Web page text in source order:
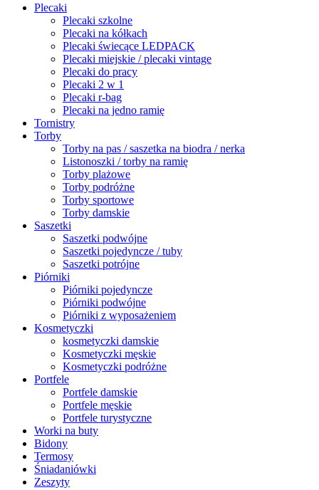
Plecaki
Plecaki szkolne
Plecaki na kółkach
Plecaki świecące LEDPACK
Plecaki miejskie / plecaki vintage
Plecaki do pracy
Plecaki 2 w 1
Plecaki r-bag
Plecaki na jedno ramię
Tornistry
Torby
Torby na pas / saszetka na biodra / nerka
Listonoszki / torby na ramię
Torby plażowe
Torby podróżne
Torby sportowe
Torby damskie
Saszetki
Saszetki podwójne
Saszetki pojedyncze / tuby
Saszetki potrójne
Piórniki
Piórniki pojedyncze
Piórniki podwójne
Piórniki z wyposażeniem
Kosmetyczki
kosmetyczki damskie
Kosmetyczki męskie
Kosmetyczki podróżne
Portfele
Portfele damskie
Portfele męskie
Portfele turystyczne
Worki na buty
Bidony
Termosy
Śniadaniówki
Zeszyty